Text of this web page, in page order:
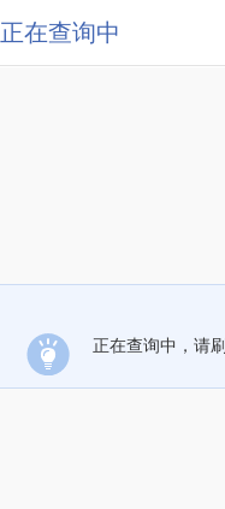
正在查询中
正在查询中，请